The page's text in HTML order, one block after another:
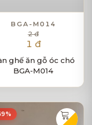
BGA-M014
2 đ
1 đ
ghế ăn gỗ óc chó
BGA-M014